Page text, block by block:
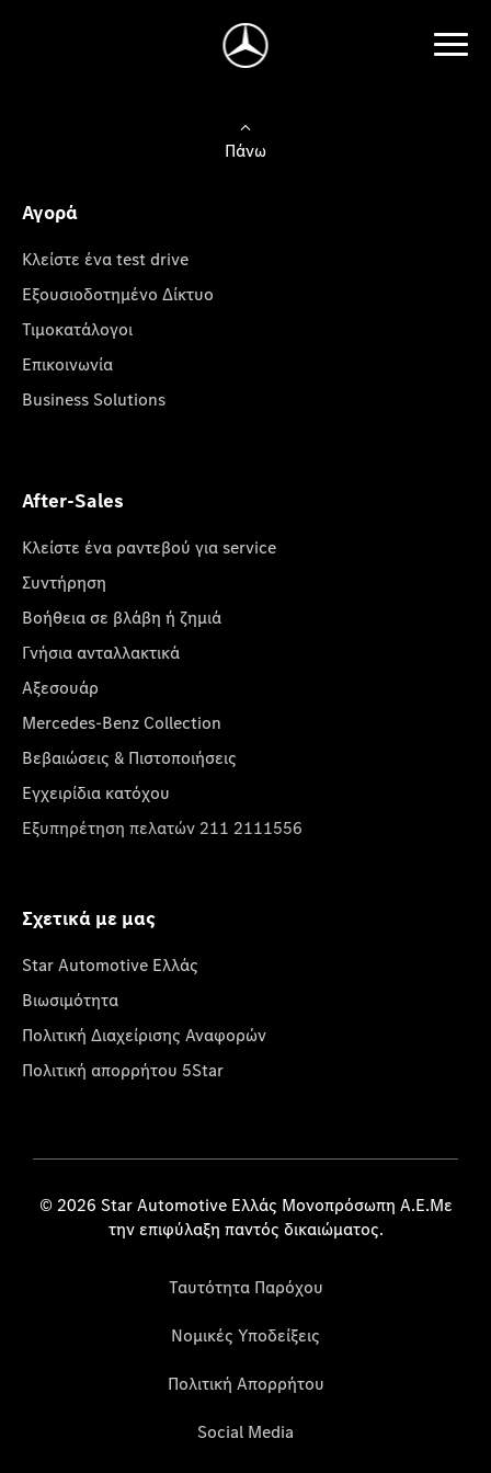
Πάνω
Αγορά
Κλείστε ένα test drive
Εξουσιοδοτημένο Δίκτυο
Τιμοκατάλογοι
Επικοινωνία
Business Solutions
After-Sales
Κλείστε ένα ραντεβού για service
Συντήρηση
Βοήθεια σε βλάβη ή ζημιά
Γνήσια ανταλλακτικά
Αξεσουάρ
Mercedes-Benz Collection
Βεβαιώσεις & Πιστοποιήσεις
Εγχειρίδια κατόχου
Εξυπηρέτηση πελατών 211 2111556
Σχετικά με μας
Star Automotive Ελλάς
Βιωσιμότητα
Πολιτική Διαχείρισης Αναφορών
Πολιτική απορρήτου 5Star
© 2026 Star Automotive Ελλάς Μονοπρόσωπη Α.Ε.Με
την επιφύλαξη παντός δικαιώματος.
Ταυτότητα Παρόχου
Νομικές Υποδείξεις
Πολιτική Απορρήτου
Social Media